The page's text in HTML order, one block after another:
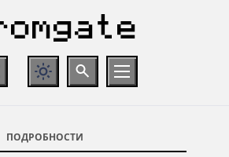
ПОДРОБНОСТИ